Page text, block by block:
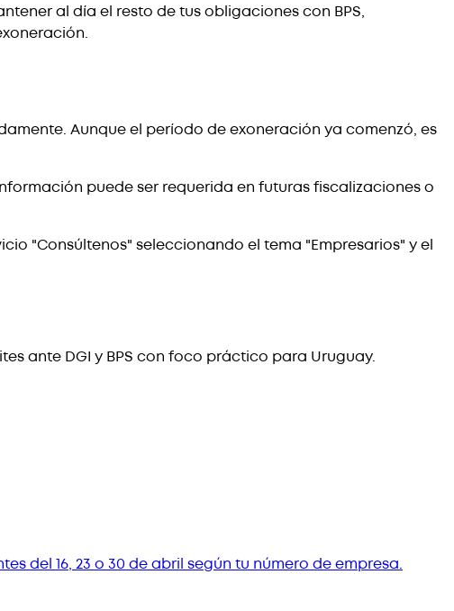
al día el resto de tus obligaciones con BPS,
Aunque el período de exoneración ya comenzó, es
puede ser requerida en futuras fiscalizaciones o
"Consúltenos" seleccionando el tema "Empresarios" y el
ante DGI y BPS con foco práctico para Uruguay.
del 16, 23 o 30 de abril según tu número de empresa.